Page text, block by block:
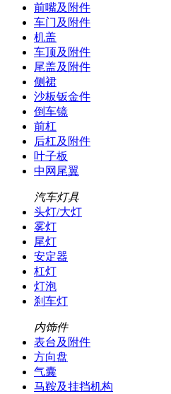
前嘴及附件
车门及附件
机盖
车顶及附件
尾盖及附件
侧裙
沙板钣金件
倒车镜
前杠
后杠及附件
叶子板
中网尾翼
汽车灯具
头灯/大灯
雾灯
尾灯
安定器
杠灯
灯泡
刹车灯
内饰件
表台及附件
方向盘
气囊
马鞍及挂挡机构